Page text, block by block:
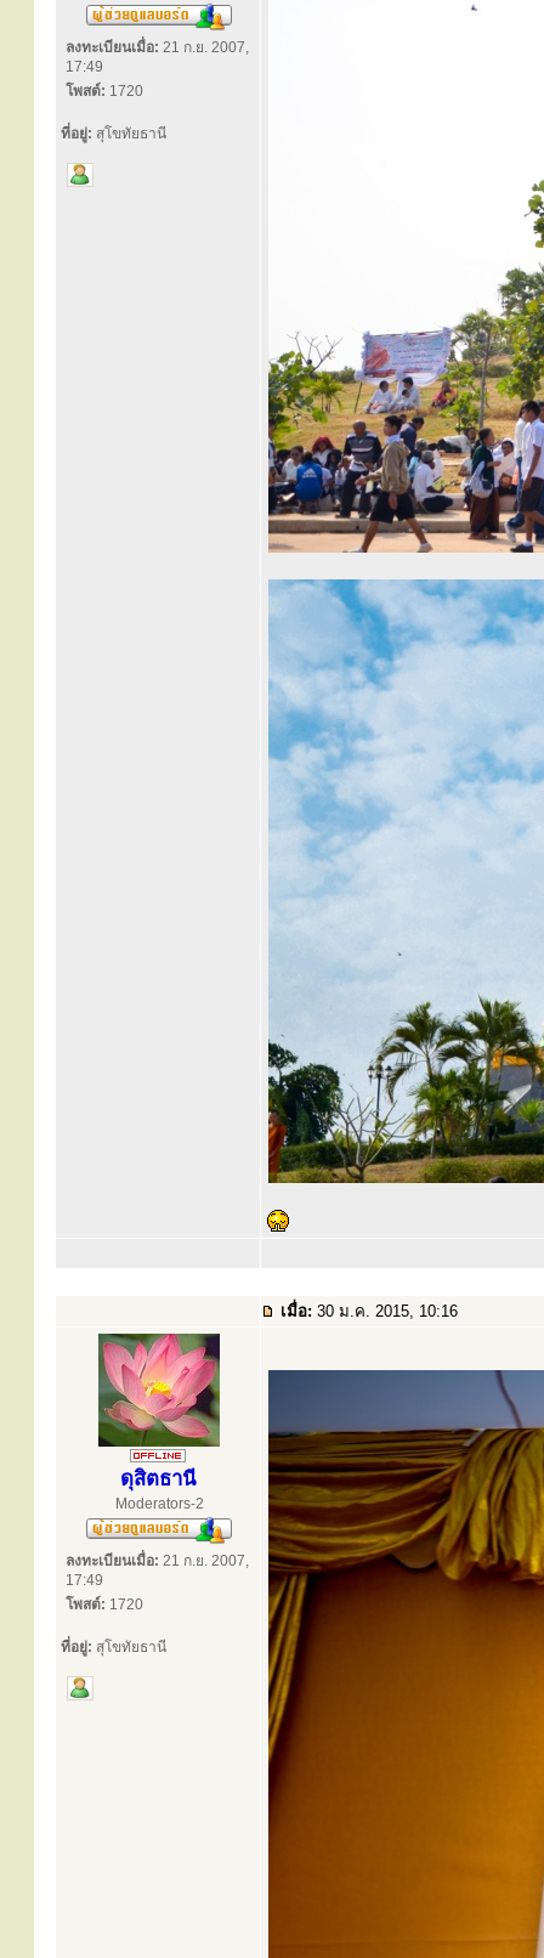
ลงทะเบียนเมื่อ: 21 ก.ย. 2007,
17:49
โพสต์: 1720
ที่อยู่: สุโขทัยธานี
เมื่อ: 30 ม.ค. 2015, 10:16
ดุสิตธานี
Moderators-2
ลงทะเบียนเมื่อ: 21 ก.ย. 2007,
17:49
โพสต์: 1720
ที่อยู่: สุโขทัยธานี